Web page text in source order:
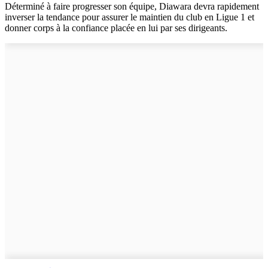
Déterminé à faire progresser son équipe, Diawara devra rapidement
inverser la tendance pour assurer le maintien du club en Ligue 1 et
donner corps à la confiance placée en lui par ses dirigeants.